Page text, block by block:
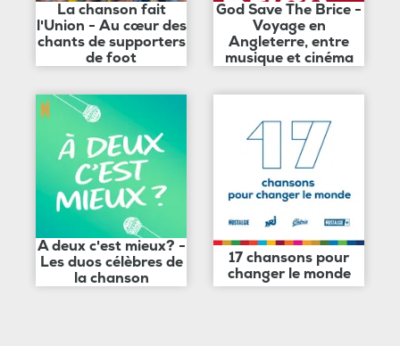
La chanson fait
l'Union - Au cœur des
chants de supporters
de foot
God Save The Brice -
Voyage en
Angleterre, entre
musique et cinéma
A deux c'est mieux? -
Les duos célèbres de
la chanson
17 chansons pour
changer le monde